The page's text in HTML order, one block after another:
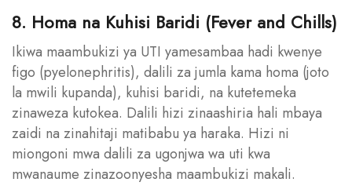
8. Homa na Kuhisi Baridi (Fever and Chills)
Ikiwa maambukizi ya UTI yamesambaa hadi kwenye
figo (pyelonephritis), dalili za jumla kama homa (joto
la mwili kupanda), kuhisi baridi, na kutetemeka
zinaweza kutokea. Dalili hizi zinaashiria hali mbaya
zaidi na zinahitaji matibabu ya haraka. Hizi ni
miongoni mwa dalili za ugonjwa wa uti kwa
mwanaume zinazoonyesha maambukizi makali.